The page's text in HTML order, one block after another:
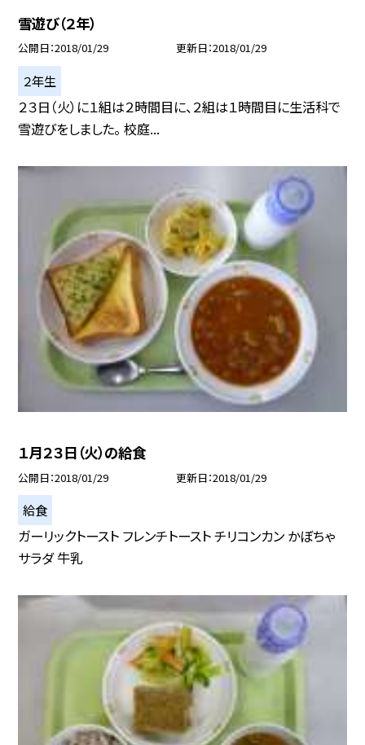
雪遊び（２年）
公開日 2018/01/29 更新日 2018/01/29
２年生
２３日（火）に１組は２時間目に、２組は１時間目に生活科で
雪遊びをしました。 校庭...
１月２３日（火）の給食
公開日 2018/01/29 更新日 2018/01/29
給食
ガーリックトースト フレンチトースト チリコンカン かぼちゃ
サラダ 牛乳